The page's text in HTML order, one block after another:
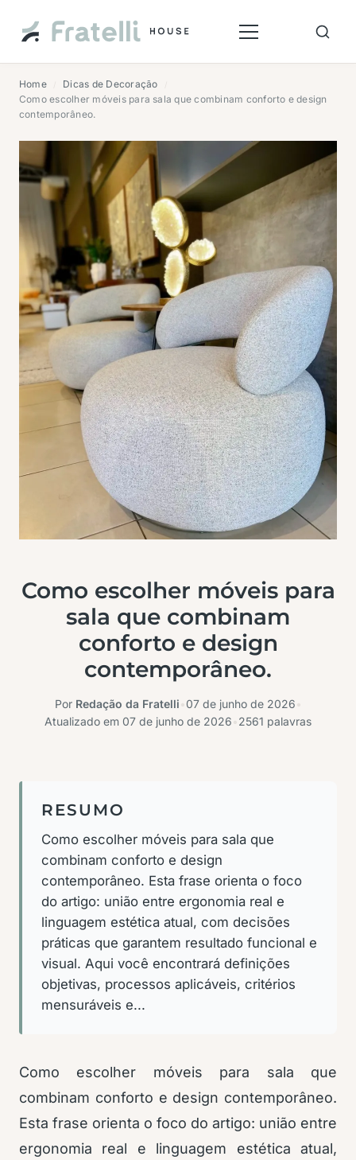
Home Dicas de Decoração
Como escolher móveis para sala que combinam conforto e design
contemporâneo.
Como escolher móveis para
sala que combinam
conforto e design
contemporâneo.
Por Redação da Fratelli 07 de junho de 2026
Atualizado em 07 de junho de 2026 2561 palavras
RESUMO
Como escolher móveis para sala que
combinam conforto e design
contemporâneo. Esta frase orienta o foco
do artigo: união entre ergonomia real e
linguagem estética atual, com decisões
práticas que garantem resultado funcional e
visual. Aqui você encontrará definições
objetivas, processos aplicáveis, critérios
mensuráveis e...
Como escolher móveis para sala que
combinam conforto e design contemporâneo.
Esta frase orienta o foco do artigo: união entre
ergonomia real e linguagem estética atual,